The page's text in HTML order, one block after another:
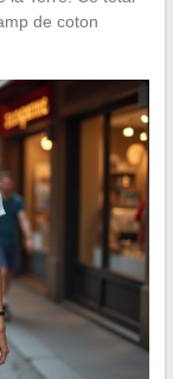
de coton